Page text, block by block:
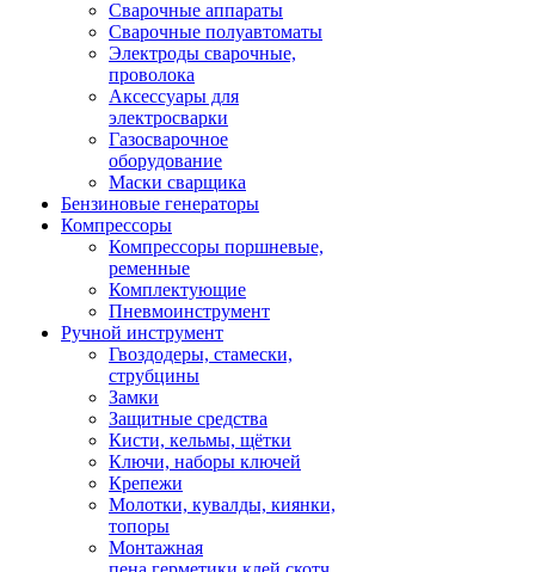
Сварочные аппараты
Сварочные полуавтоматы
Электроды сварочные,
проволока
Аксессуары для
электросварки
Газосварочное
оборудование
Маски сварщика
Бензиновые генераторы
Компрессоры
Компрессоры поршневые,
ременные
Комплектующие
Пневмоинструмент
Ручной инструмент
Гвоздодеры, стамески,
струбцины
Замки
Защитные средства
Кисти, кельмы, щётки
Ключи, наборы ключей
Крепежи
Молотки, кувалды, киянки,
топоры
Монтажная